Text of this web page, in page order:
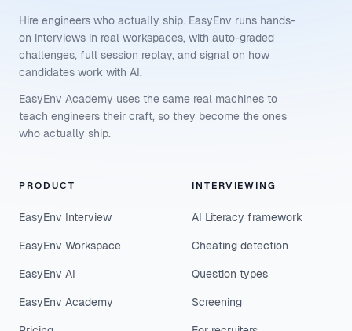
Hire engineers who actually ship. EasyEnv runs hands-
on interviews in real workspaces, with auto-graded
challenges, full session replay, and signal on how
candidates work with AI.
EasyEnv Academy uses the same real machines to
teach engineers their craft, so they become the ones
who actually ship.
PRODUCT
EasyEnv Interview
EasyEnv Workspace
EasyEnv AI
EasyEnv Academy
INTERVIEWING
AI Literacy framework
Cheating detection
Question types
Screening